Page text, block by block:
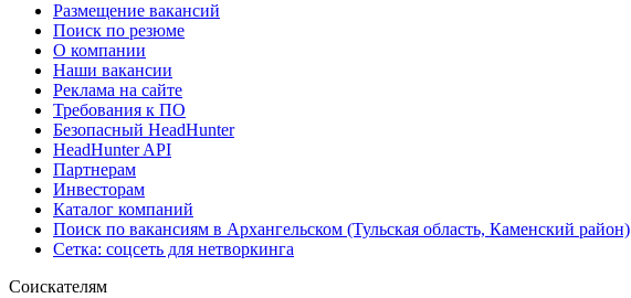
Размещение вакансий
Поиск по резюме
О компании
Наши вакансии
Реклама на сайте
Требования к ПО
Безопасный HeadHunter
HeadHunter API
Партнерам
Инвесторам
Каталог компаний
Поиск по вакансиям в Архангельском (Тульская область, Каменский район)
Сетка: соцсеть для нетворкинга
Соискателям